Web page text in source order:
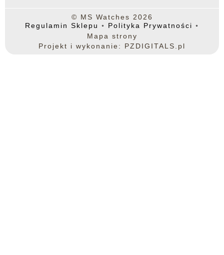
© MS Watches 2026
Regulamin Sklepu ◦ Polityka Prywatności ◦
Mapa strony
Projekt i wykonanie: PZDIGITALS.pl